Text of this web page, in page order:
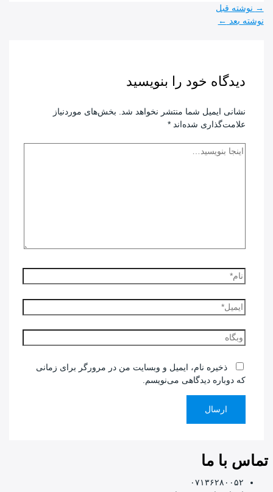
راهبری
نوشته
→ نوشته قبل
نوشته بعد ←
دیدگاه‌ خود را بنویسید
نشانی ایمیل شما منتشر نخواهد شد.
بخش‌های موردنیاز
علامت‌گذاری شده‌اند *
اینجا
نام*
ایمیل*
وبگاه
ذخیره نام، ایمیل و وبسایت من در مرورگر برای زمانی
که دوباره دیدگاهی می‌نویسم.
تماس با ما
۰۷۱۳۶۲۸۰۰۵۲